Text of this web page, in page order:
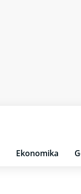
Ekonomika